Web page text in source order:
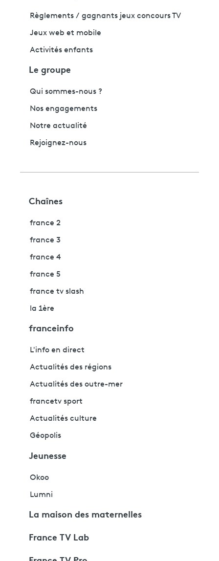
Règlements / gagnants jeux concours TV
Jeux web et mobile
Activités enfants
Le groupe
Qui sommes-nous ?
Nos engagements
Notre actualité
Rejoignez-nous
Chaînes
france 2
france 3
france 4
france 5
france tv slash
la 1ère
franceinfo
L'info en direct
Actualités des régions
Actualités des outre-mer
francetv sport
Actualités culture
Géopolis
Jeunesse
Okoo
Lumni
La maison des maternelles
France TV Lab